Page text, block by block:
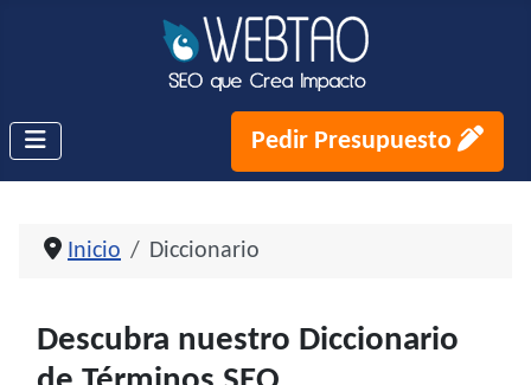
Pedir Presupuesto
Inicio Diccionario
Descubra nuestro Diccionario